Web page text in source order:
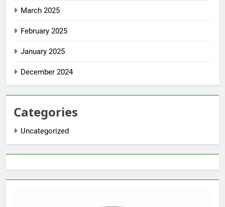
March 2025
February 2025
January 2025
December 2024
Categories
Uncategorized